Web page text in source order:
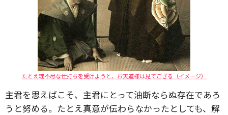
たとえ理不尽な仕打ちを受けようと、お天道様は見てござる（イメージ）
主君を思えばこそ、主君にとって油断ならぬ存在であろ
うと努める。たとえ真意が伝わらなかったとしても、解